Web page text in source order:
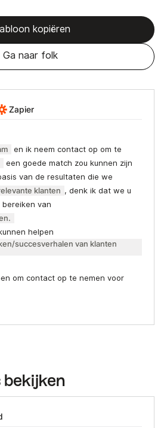
Zapier
en ik neem contact op om te
een goede match zou kunnen zijn
van de resultaten die we
klanten , denk ik dat we u
van
helpen
succesverhalen van klanten
om contact op te nemen voor
kopiëren
Ga naar folk
bekijken